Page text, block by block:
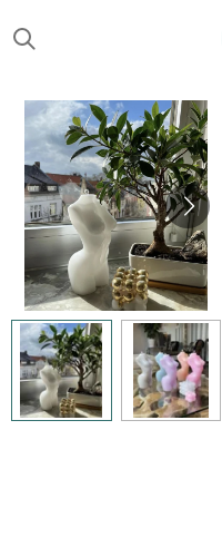
direct
de
hoofdinhoud